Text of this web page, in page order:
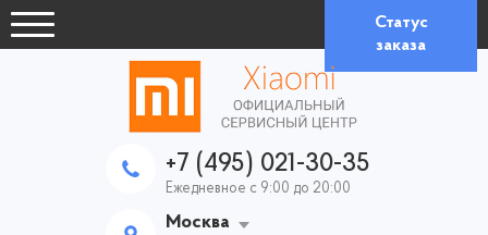
Статус
заказа
+7 (495) 021-30-35
Ежедневное с 9:00 до 20:00
Москва